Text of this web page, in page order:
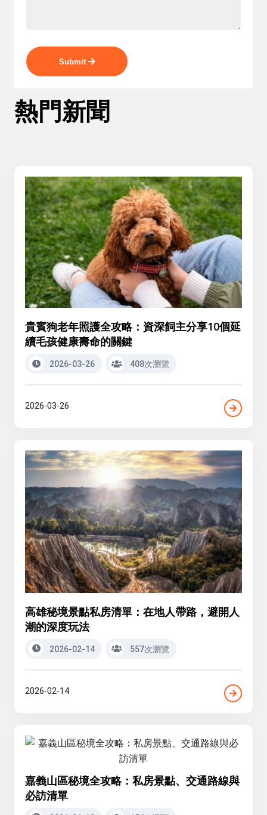
Submit
熱門新聞
貴賓狗老年照護全攻略：資深飼主分享10個延
續毛孩健康壽命的關鍵
2026-03-26 408次瀏覽
2026-03-26
高雄秘境景點私房清單：在地人帶路，避開人
潮的深度玩法
2026-02-14 557次瀏覽
2026-02-14
嘉義山區秘境全攻略：私房景點、交通路線與
必訪清單